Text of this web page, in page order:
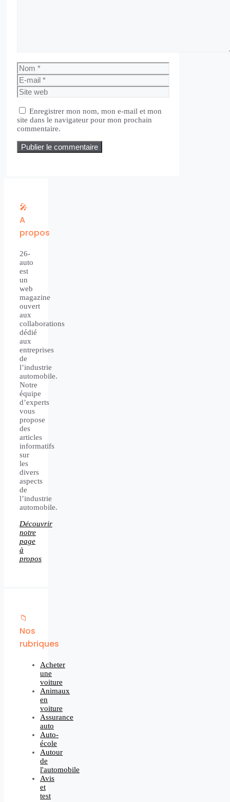
Nom
E-
mail
Site
web
Enregistrer mon nom, mon e-mail et mon
site dans le navigateur pour mon prochain
commentaire.
🎤
A
propos
26-
auto
est
un
web
magazine
ouvert
aux
collaborations
dédié
aux
entreprises
de
l’industrie
automobile.
Notre
équipe
d’experts
vous
propose
des
articles
informatifs
sur
les
divers
aspects
de
l’industrie
automobile.
Découvrir
notre
page
à
propos
📁
Nos
rubriques
Acheter
une
voiture
Animaux
en
voiture
Assurance
auto
Auto-
école
Autour
de
l'automobile
Avis
et
test